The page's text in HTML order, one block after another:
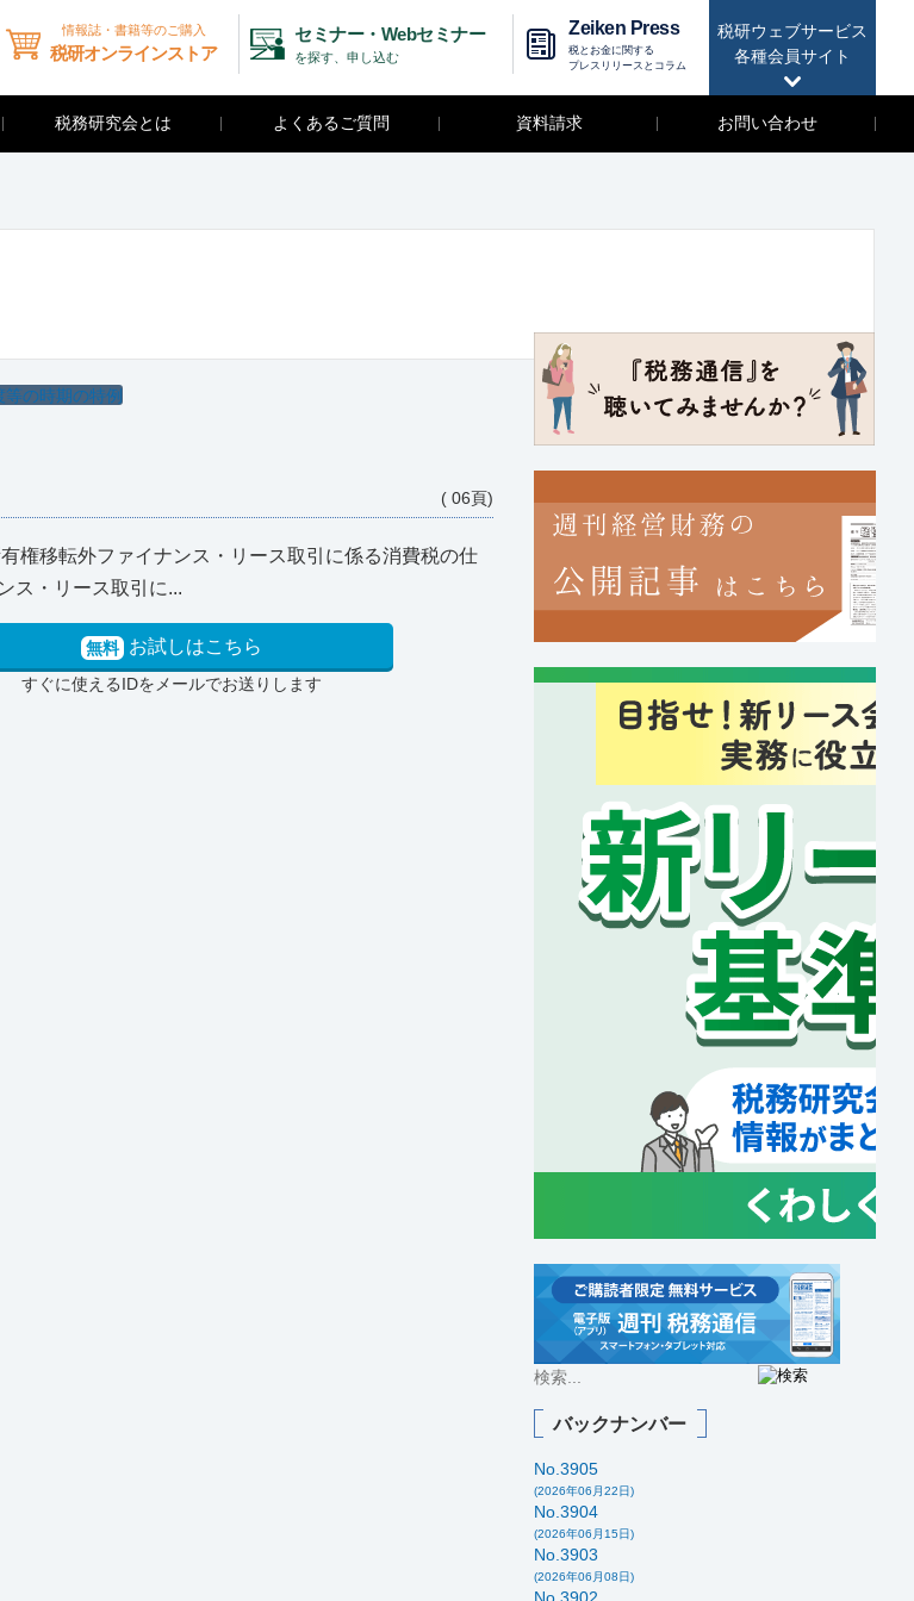
税研ウェブサービス
各種会員サイト
情報誌・書籍等のご購入
税研オンラインストア
セミナー・Webセミナー
を探す、申し込む
Zeiken Press
税とお金に関する
プレスリリースとコラム
税務研究会とは よくあるご質問 資料請求 お問い合わせ
等の時期の特例
( 06頁)
権移転外ファイナンス・リース取引に係る消費税の仕
ス・リース取引に...
無料 お試しはこちら
すぐに使えるIDをメールでお送りします
バックナンバー
No.3905
(2026年06月22日)
No.3904
(2026年06月15日)
No.3903
(2026年06月08日)